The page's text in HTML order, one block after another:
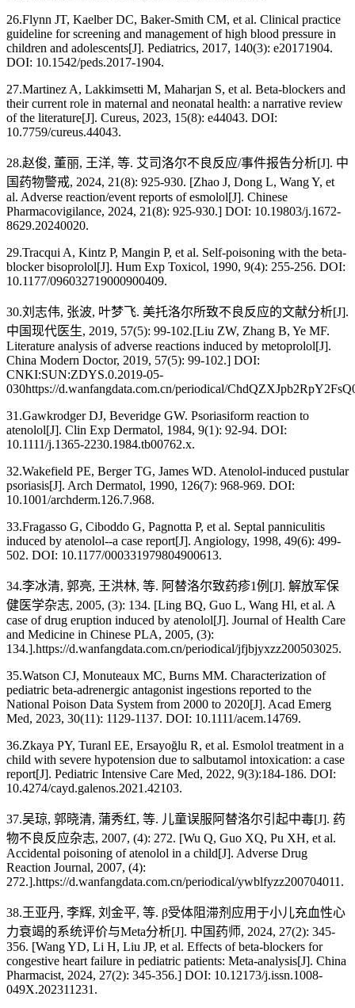
26.Flynn JT, Kaelber DC, Baker-Smith CM, et al. Clinical practice
guideline for screening and management of high blood pressure in
children and adolescents[J]. Pediatrics, 2017, 140(3): e20171904.
DOI: 10.1542/peds.2017-1904.
27.Martinez A, Lakkimsetti M, Maharjan S, et al. Beta-blockers and
their current role in maternal and neonatal health: a narrative review
of the literature[J]. Cureus, 2023, 15(8): e44043. DOI:
10.7759/cureus.44043.
28.赵俊, 董丽, 王洋, 等. 艾司洛尔不良反应/事件报告分析[J]. 中
国药物警戒, 2024, 21(8): 925-930. [Zhao J, Dong L, Wang Y, et
al. Adverse reaction/event reports of esmolol[J]. Chinese
Pharmacovigilance, 2024, 21(8): 925-930.] DOI: 10.19803/j.1672-
8629.20240020.
29.Tracqui A, Kintz P, Mangin P, et al. Self-poisoning with the beta-
blocker bisoprolol[J]. Hum Exp Toxicol, 1990, 9(4): 255-256. DOI:
10.1177/096032719000900409.
30.刘志伟, 张波, 叶梦飞. 美托洛尔所致不良反应的文献分析[J].
中国现代医生, 2019, 57(5): 99-102.[Liu ZW, Zhang B, Ye MF.
Literature analysis of adverse reactions induced by metoprolol[J].
China Modern Doctor, 2019, 57(5): 99-102.] DOI:
CNKI:SUN:ZDYS.0.2019-05-
030https://d.wanfangdata.com.cn/periodical/
31.Gawkrodger DJ, Beveridge GW. Psoriasiform reaction to
atenolol[J]. Clin Exp Dermatol, 1984, 9(1): 92-94. DOI:
10.1111/j.1365-2230.1984.tb00762.x.
32.Wakefield PE, Berger TG, James WD. Atenolol-induced pustular
psoriasis[J]. Arch Dermatol, 1990, 126(7): 968-969. DOI:
10.1001/archderm.126.7.968.
33.Fragasso G, Ciboddo G, Pagnotta P, et al. Septal panniculitis
induced by atenolol--a case report[J]. Angiology, 1998, 49(6): 499-
502. DOI: 10.1177/000331979804900613.
34.李冰清, 郭亮, 王洪林, 等. 阿替洛尔致药疹1例[J]. 解放军保
健医学杂志, 2005, (3): 134. [Ling BQ, Guo L, Wang Hl, et al. A
case of drug eruption induced by atenolol[J]. Journal of Health Care
and Medicine in Chinese PLA, 2005, (3):
134.].https://d.wanfangdata.com.cn/periodical/jfjbjyxzz200503025.
35.Watson CJ, Monuteaux MC, Burns MM. Characterization of
pediatric beta-adrenergic antagonist ingestions reported to the
National Poison Data System from 2000 to 2020[J]. Acad Emerg
Med, 2023, 30(11): 1129-1137. DOI: 10.1111/acem.14769.
36.Zkaya PY, Turanl EE, Ersayoğlu R, et al. Esmolol treatment in a
child with severe hypotension due to salbutamol intoxication: a case
report[J]. Pediatric Intensive Care Med, 2022, 9(3):184-186. DOI:
10.4274/cayd.galenos.2021.42103.
37.吴琼, 郭晓清, 蒲秀红, 等. 儿童误服阿替洛尔引起中毒[J]. 药
物不良反应杂志, 2007, (4): 272. [Wu Q, Guo XQ, Pu XH, et al.
Accidental poisoning of atenolol in a child[J]. Adverse Drug
Reaction Journal, 2007, (4):
272.].https://d.wanfangdata.com.cn/periodical/ywblfyzz200704011.
38.王亚丹, 李辉, 刘金平, 等. β受体阻滞剂应用于小儿充血性心
力衰竭的系统评价与Meta分析[J]. 中国药师, 2024, 27(2): 345-
356. [Wang YD, Li H, Liu JP, et al. Effects of beta-blockers for
congestive heart failure in pediatric patients: Meta-analysis[J]. China
Pharmacist, 2024, 27(2): 345-356.] DOI: 10.12173/j.issn.1008-
049X.202311231.